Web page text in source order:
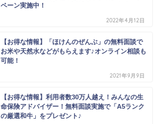
ペーン実施中！
2022年4月12日
【お得な情報】「ほけんのぜんぶ」の無料面談で
お米や天然水などがもらえます♪オンライン相談も
可能！
2021年9月9日
【お得な情報】利用者数30万人越え！みんなの生
命保険アドバイザー！無料面談実施で「A5ランク
の厳選和牛」をプレゼント♪